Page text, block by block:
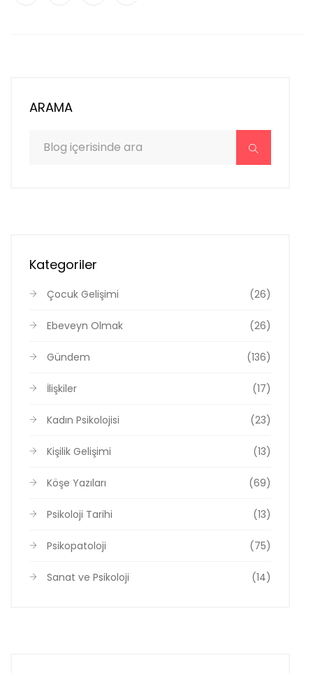
ARAMA
Kategoriler
Çocuk Gelişimi (26)
Ebeveyn Olmak (26)
Gündem (136)
İlişkiler (17)
Kadın Psikolojisi (23)
Kişilik Gelişimi (13)
Köşe Yazıları (69)
Psikoloji Tarihi (13)
Psikopatoloji (75)
Sanat ve Psikoloji (14)